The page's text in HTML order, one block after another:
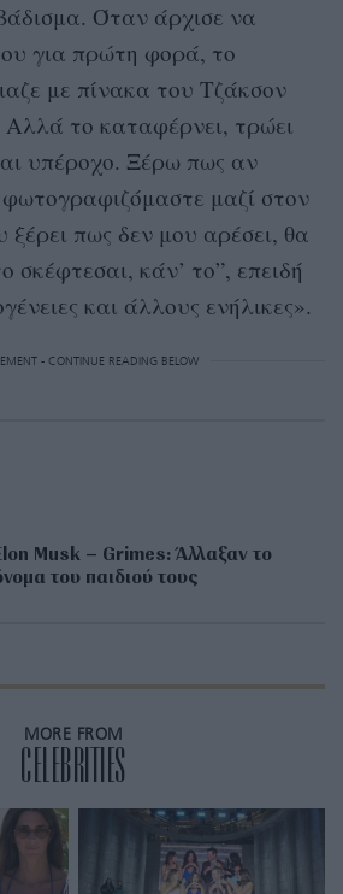
Όταν άρχισε να
για πρώτη φορά, το
με πίνακα του Τζάκσον
το καταφέρνει, τρώει
υπέροχο. Ξέρω πως αν
μαζί στον
πως δεν μου αρέσει, θα
σκέφτεσαι, κάν’ το”, επειδή
και άλλους ενήλικες».
- CONTINUE READING BELOW
Musk – Grimes: Άλλαξαν το
του παιδιού τους
MORE FROM
CELEBRITIES